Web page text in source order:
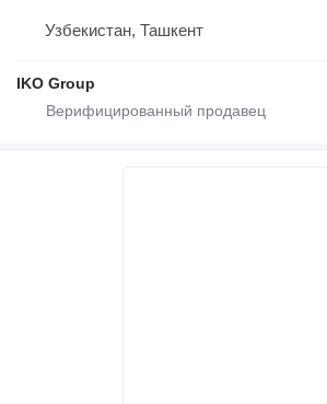
Узбекистан, Ташкент
IKO Group